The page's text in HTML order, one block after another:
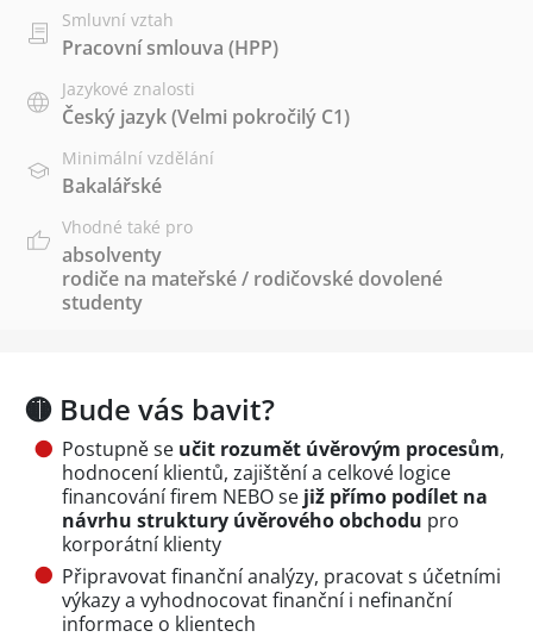
Smluvní vztah
Pracovní smlouva (HPP)
Jazykové znalosti
Český jazyk(Velmi pokročilý C1)
Minimální vzdělání
Bakalářské
Vhodné také pro
absolventy
rodiče na mateřské / rodičovské dovolené
studenty
🟡 Bude vás bavit?
Postupně se učit rozumět úvěrovým procesům,
hodnocení klientů, zajištění a celkové logice
financování firem NEBO se již přímo podílet na
návrhu struktury úvěrového obchodu pro
korporátní klienty
Připravovat finanční analýzy, pracovat s účetními
výkazy a vyhodnocovat finanční i nefinanční
informace o klientech